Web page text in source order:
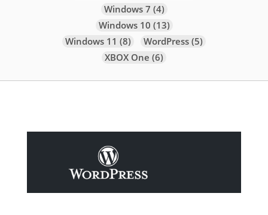
Windows 7 (4)
Windows 10 (13)
Windows 11 (8) WordPress(5)
XBOX One (6)